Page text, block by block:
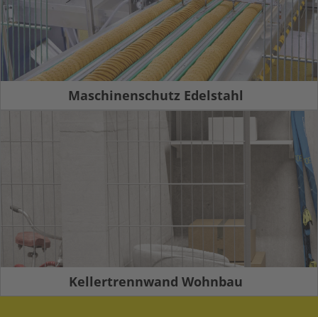
Maschinenschutz Edelstahl
Kellertrennwand Wohnbau